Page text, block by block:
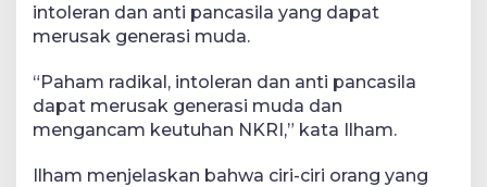
intoleran dan anti pancasila yang dapat
merusak generasi muda.
“Paham radikal, intoleran dan anti pancasila
dapat merusak generasi muda dan
mengancam keutuhan NKRI,” kata Ilham.
Ilham menjelaskan bahwa ciri-ciri orang yang